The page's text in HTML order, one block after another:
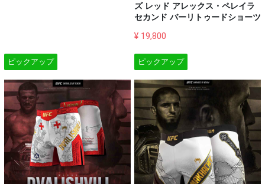
ズ レッド アレックス・ペレイラ
セカンド バーリトゥードショーツ
¥ 19,800
ピックアップ ピックアップ